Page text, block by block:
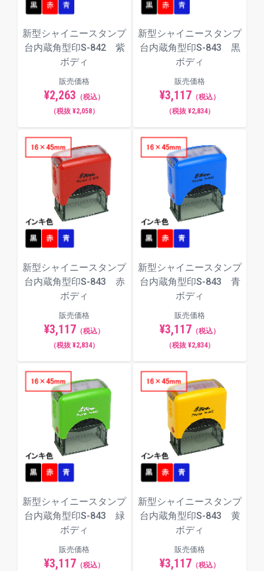
新型シャイニースタンプ
台内蔵角型印S-842 紫
ボディ
販売価格
¥2,263 （税込）
（税抜 ¥2,058）
新型シャイニースタンプ
台内蔵角型印S-843 黒
ボディ
販売価格
¥3,117 （税込）
（税抜 ¥2,834）
新型シャイニースタンプ
台内蔵角型印S-843 赤
ボディ
販売価格
¥3,117 （税込）
（税抜 ¥2,834）
新型シャイニースタンプ
台内蔵角型印S-843 青
ボディ
販売価格
¥3,117 （税込）
（税抜 ¥2,834）
新型シャイニースタンプ
台内蔵角型印S-843 緑
ボディ
販売価格
¥3,117 （税込）
新型シャイニースタンプ
台内蔵角型印S-843 黄
ボディ
販売価格
¥3,117 （税込）